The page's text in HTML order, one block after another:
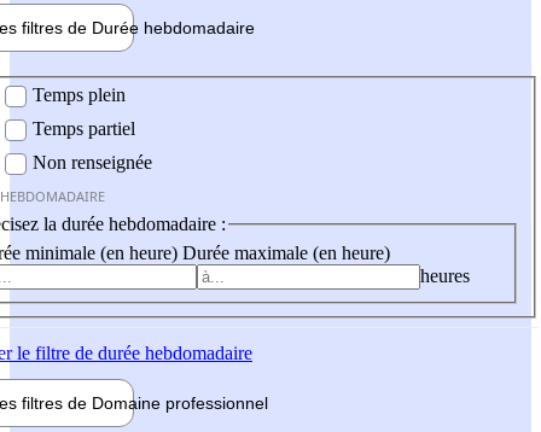
filtres de Durée hebdomadaire
Temps plein
Temps partiel
Non renseignée
la durée hebdomadaire :
minimale (en heure) Durée maximale (en heure)
heures
le filtre de durée hebdomadaire
filtres de Domaine professionnel